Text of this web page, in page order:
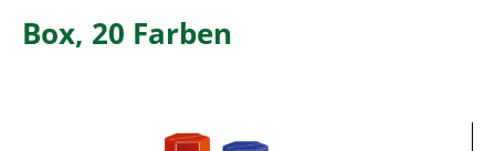
Box, 20 Farben
Bildergalerie überspringen